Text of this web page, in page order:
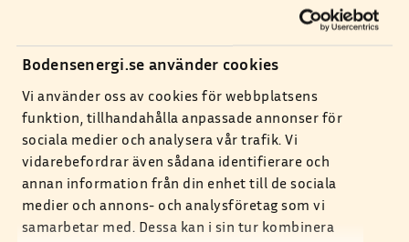
Bodensenergi.se använder cookies
Vi använder oss av cookies för webbplatsens
funktion, tillhandahålla anpassade annonser för
sociala medier och analysera vår trafik. Vi
vidarebefordrar även sådana identifierare och
annan information från din enhet till de sociala
medier och annons- och analysföretag som vi
samarbetar med. Dessa kan i sin tur kombinera
långsiktiga lösningar som respekterar ekologiska,
sociala, och ekonomiska perspektiv. Att främja
energiåtervinning ser energibolaget som ett
exempel på hur de kan bidra till en mer hållbar
framtid.
– Som energibolag ska vi vara en drivkraft i den
fantastiska omställningen och vi är otroligt stolta
över att få vara med och bidra till ett av Nordens
största batterilager här i Boden, säger Hans